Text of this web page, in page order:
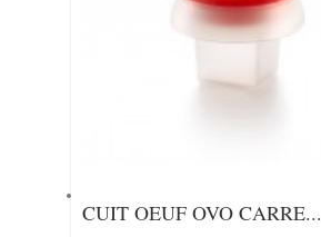
CUIT OEUF OVO CARRE...